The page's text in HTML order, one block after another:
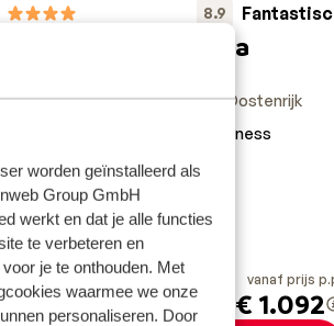
worden geïnstalleerd als
Group GmbH
werkt en dat je alle functies
te verbeteren en
je te onthouden. Met
waarmee we onze
personaliseren. Door
8.9
Sporthotel Silvretta
Gaschurn Silvretta Montafon Oostenrijk
Kom tot rust in de grote wellness
Proef de lokale keuken
Za 5 Dec. - Za 12 Dec.
Halfpension 2pers.
vanaf prijs
€ 1.092